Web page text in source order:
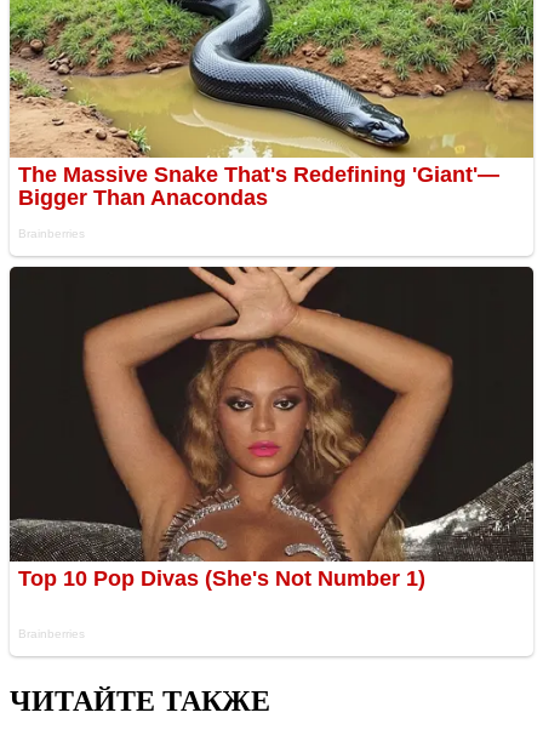
ЧИТАЙТЕ ТАКЖЕ